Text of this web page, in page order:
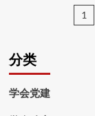
文
1
分类
学会党建